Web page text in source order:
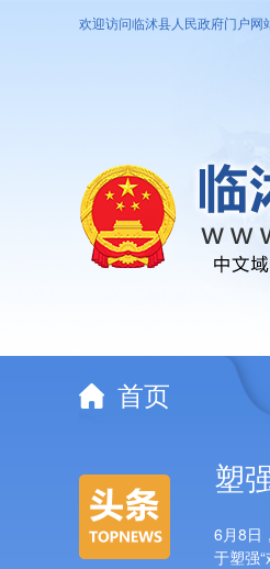
欢迎访问临沭县人民政府门户网
首页
塑
6月8日
于塑强